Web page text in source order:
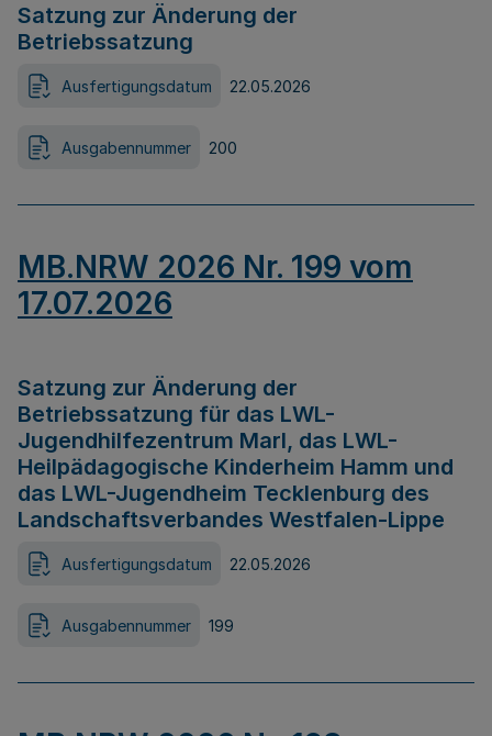
Satzung zur Änderung der
Betriebssatzung
Ausfertigungsdatum 22.05.2026
Ausgabennummer 200
MB.NRW 2026 Nr. 199 vom
17.07.2026
Satzung zur Änderung der
Betriebssatzung für das LWL-
Jugendhilfezentrum Marl, das LWL-
Heilpädagogische Kinderheim Hamm und
das LWL-Jugendheim Tecklenburg des
Landschaftsverbandes Westfalen-Lippe
Ausfertigungsdatum 22.05.2026
Ausgabennummer 199